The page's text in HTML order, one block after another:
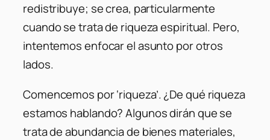
redistribuye; se crea, particularmente
cuando se trata de riqueza espiritual. Pero,
intentemos enfocar el asunto por otros
lados.
Comencemos por ‘riqueza’. ¿De qué riqueza
estamos hablando? Algunos dirán que se
trata de abundancia de bienes materiales,